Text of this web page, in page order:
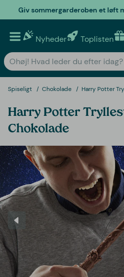
Giv sommergarderoben et løft
Nyheder Toplisten
Spiseligt Chokolade Harry Potter
Harry Potter
Chokolade